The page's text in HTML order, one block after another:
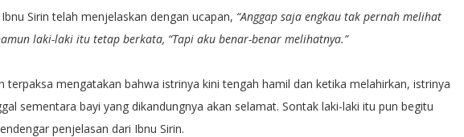
Sirin telah menjelaskan dengan ucapan, “Anggap saja engkau tak pernah melihat
laki-laki itu tetap berkata, “Tapi aku benar-benar melihatnya.”
terpaksa mengatakan bahwa istrinya kini tengah hamil dan ketika melahirkan, istrinya
sementara bayi yang dikandungnya akan selamat. Sontak laki-laki itu pun begitu
penjelasan dari Ibnu Sirin.